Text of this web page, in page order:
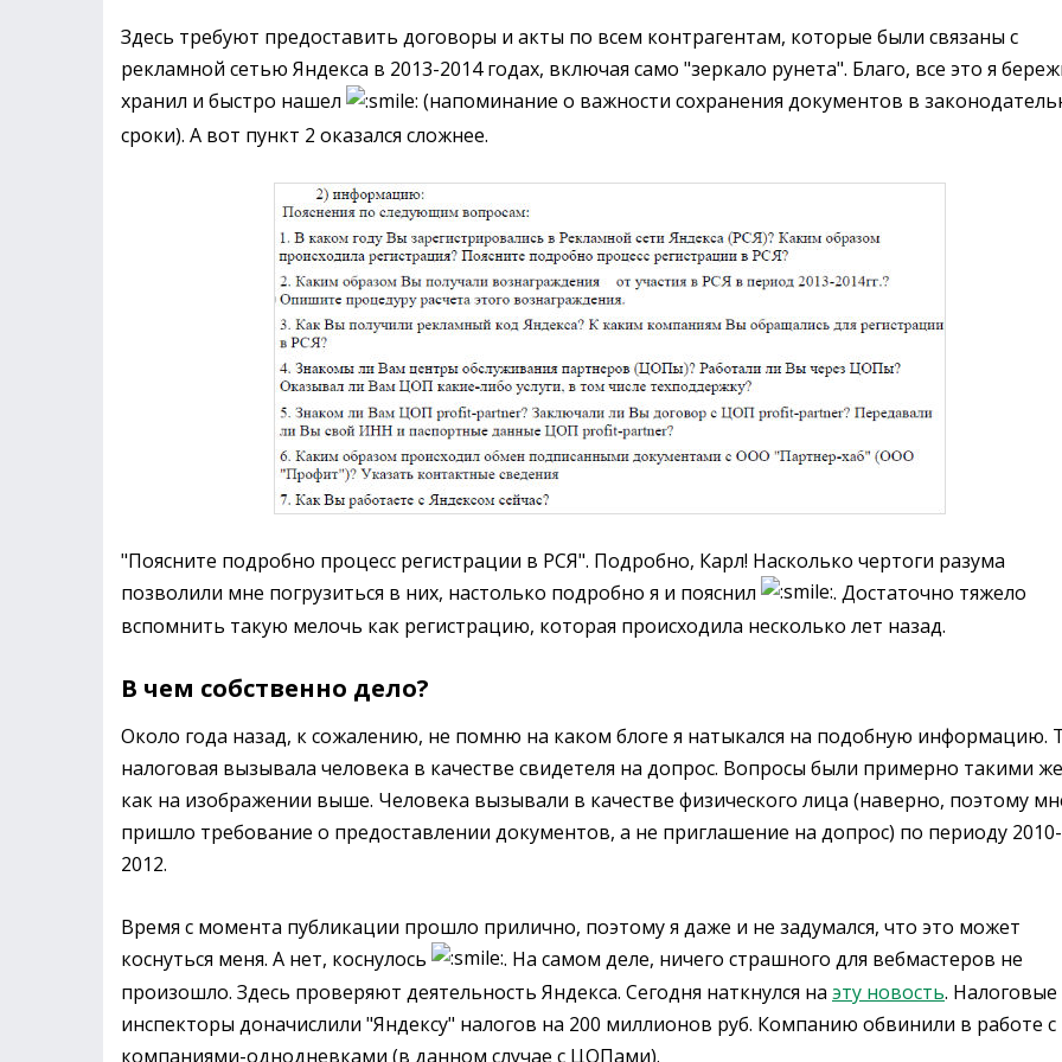
Здесь требуют предоставить договоры и акты по всем контрагентам, которые были связаны с
рекламной сетью Яндекса в 2013-2014 годах, включая само "зеркало рунета". Благо, все это я
хранил и быстро нашел
(напоминание о важности сохранения документов в
сроки). А вот пункт 2 оказался сложнее.
"Поясните подробно процесс регистрации в РСЯ". Подробно, Карл! Насколько чертоги разума
позволили мне погрузиться в них, настолько подробно я и пояснил
. Достаточно тяжело
вспомнить такую мелочь как регистрацию, которая происходила несколько лет назад.
В чем собственно дело?
Около года назад, к сожалению, не помню на каком блоге я натыкался на подобную информацию.
налоговая вызывала человека в качестве свидетеля на допрос. Вопросы были примерно такими
как на изображении выше. Человека вызывали в качестве физического лица (наверно, поэтому
пришло требование о предоставлении документов, а не приглашение на допрос) по периоду 2010-
2012.
Время с момента публикации прошло прилично, поэтому я даже и не задумался, что это может
коснуться меня. А нет, коснулось
. На самом деле, ничего страшного для вебмастеров не
произошло. Здесь проверяют деятельность Яндекса. Сегодня наткнулся на эту новость. Налоговые
инспекторы доначислили "Яндексу" налогов на 200 миллионов руб. Компанию обвинили в работе с
компаниями-однодневками (в данном случае с ЦОПами).